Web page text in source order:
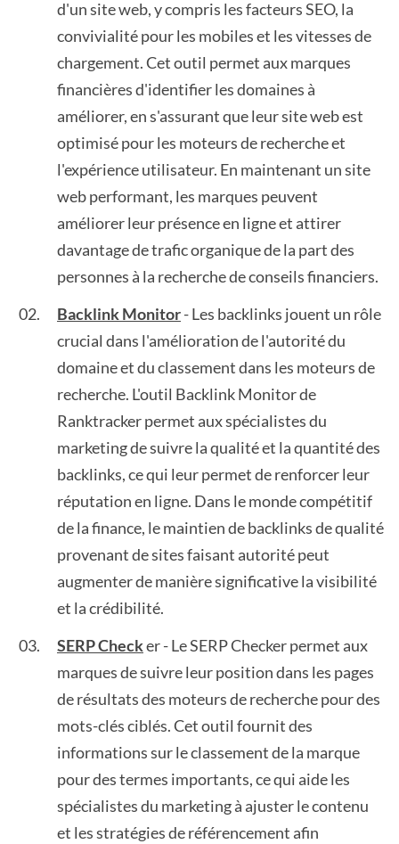
d'un site web, y compris les facteurs SEO, la
convivialité pour les mobiles et les vitesses de
chargement. Cet outil permet aux marques
financières d'identifier les domaines à
améliorer, en s'assurant que leur site web est
optimisé pour les moteurs de recherche et
l'expérience utilisateur. En maintenant un site
web performant, les marques peuvent
améliorer leur présence en ligne et attirer
davantage de trafic organique de la part des
personnes à la recherche de conseils financiers.
Backlink Monitor- Les backlinks jouent un rôle
crucial dans l'amélioration de l'autorité du
domaine et du classement dans les moteurs de
recherche. L'outil Backlink Monitor de
Ranktracker permet aux spécialistes du
marketing de suivre la qualité et la quantité des
backlinks, ce qui leur permet de renforcer leur
réputation en ligne. Dans le monde compétitif
de la finance, le maintien de backlinks de qualité
provenant de sites faisant autorité peut
augmenter de manière significative la visibilité
et la crédibilité.
SERP Checker - Le SERP Checker permet aux
marques de suivre leur position dans les pages
de résultats des moteurs de recherche pour des
mots-clés ciblés. Cet outil fournit des
informations sur le classement de la marque
pour des termes importants, ce qui aide les
spécialistes du marketing à ajuster le contenu
et les stratégies de référencement afin